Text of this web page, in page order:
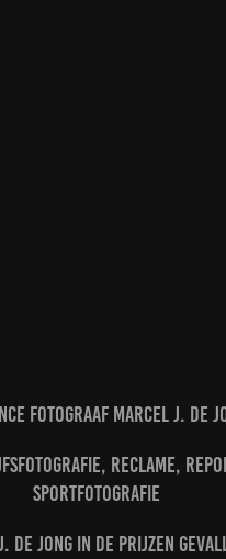
fotograaf marcel j. de
reclame,
sportfotografie
de Jong in de prijzen